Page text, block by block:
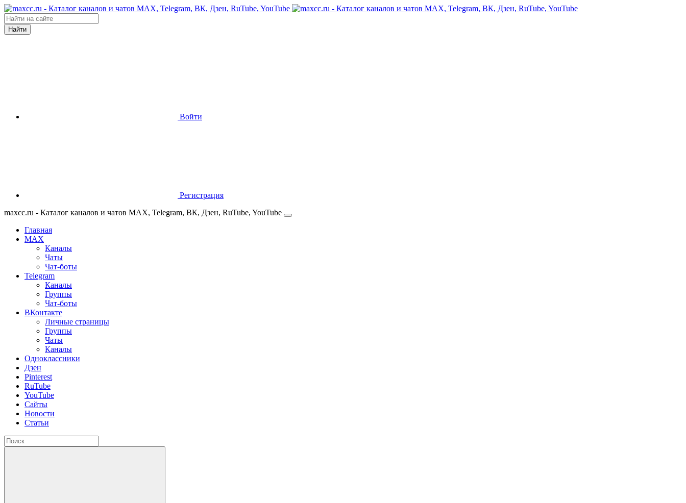
Найти
Войти
Регистрация
maxcc.ru - Каталог каналов и чатов MAX, Telegram, ВК, Дзен, RuTube, YouTube
Главная
MAX
Каналы
Чаты
Чат-боты
Telegram
Каналы
Группы
Чат-боты
ВКонтакте
Личные страницы
Группы
Чаты
Каналы
Одноклассники
Дзен
Pinterest
RuTube
YouTube
Сайты
Новости
Статьи